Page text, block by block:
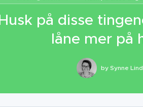
Husk på disse
låne mer på
by Synne